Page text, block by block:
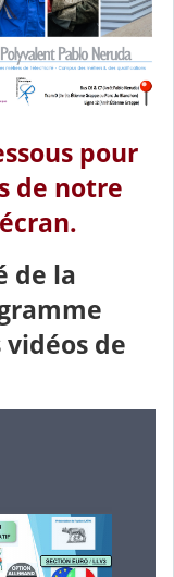
pour
de notre
de la
de